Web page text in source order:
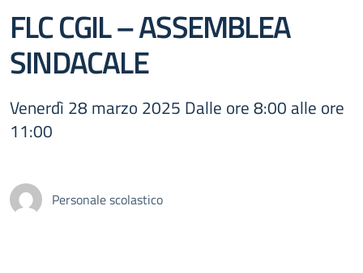
FLC CGIL – ASSEMBLEA
SINDACALE
Venerdì 28 marzo 2025 Dalle ore 8:00 alle ore
11:00
Personale scolastico